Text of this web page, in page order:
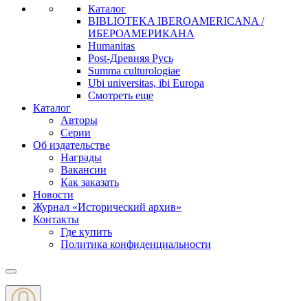
Каталог
BIBLIOTEKA IBEROAMERICANA /
ИБЕРОАМЕРИКАНА
Humanitas
Post-Древняя Русь
Summa culturologiae
Ubi universitas, ibi Europa
Смотреть еще
Каталог
Авторы
Серии
Об издательстве
Награды
Вакансии
Как заказать
Новости
Журнал «Исторический архив»‎
Контакты
Где купить
Политика конфиденциальности
Меню